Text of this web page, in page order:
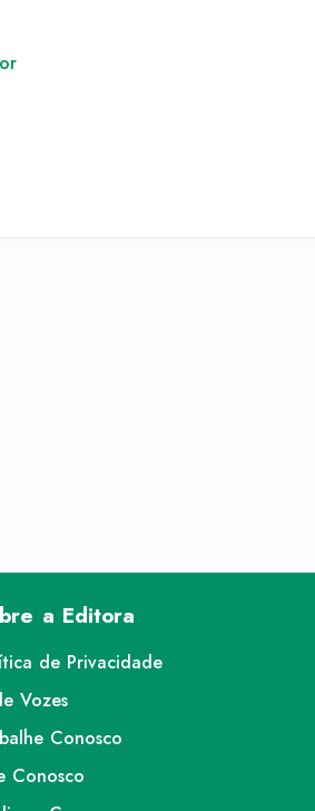
a Editora
de Privacidade
Vozes
Conosco
Conosco